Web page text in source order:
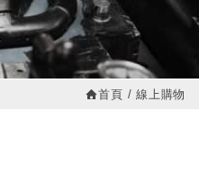
首頁 線上購物